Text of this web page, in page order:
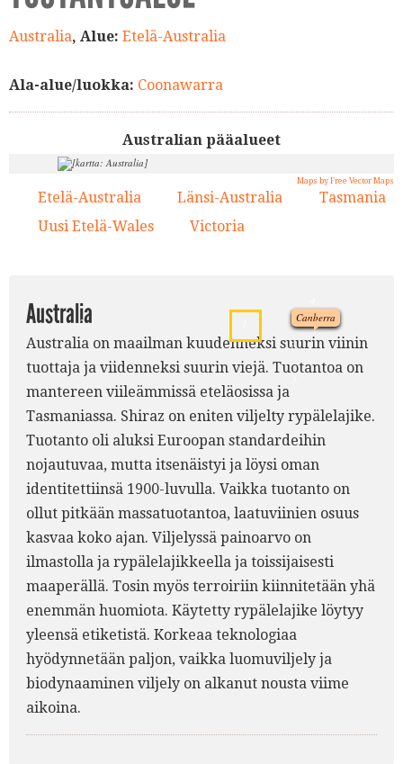
Australia, Alue: Etelä-Australia
Ala-alue/luokka: Coonawarra
Australian pääalueet
Canberra
2.
5.
Maps by Free Vector Maps
Etelä-Australia Länsi-Australia Tasmania
Uusi Etelä-Wales Victoria
Australia
Australia on maailman kuudenneksi suurin viinin
tuottaja ja viidenneksi suurin viejä. Tuotantoa on
mantereen viileämmissä eteläosissa ja
Tasmaniassa. Shiraz on eniten viljelty rypälelajike.
Tuotanto oli aluksi Euroopan standardeihin
nojautuvaa, mutta itsenäistyi ja löysi oman
identitettiinsä 1900-luvulla. Vaikka tuotanto on
ollut pitkään massatuotantoa, laatuviinien osuus
kasvaa koko ajan. Viljelyssä painoarvo on
ilmastolla ja rypälelajikkeella ja toissijaisesti
maaperällä. Tosin myös terroiriin kiinnitetään yhä
enemmän huomiota. Käytetty rypälelajike löytyy
yleensä etiketistä. Korkeaa teknologiaa
hyödynnetään paljon, vaikka luomuviljely ja
biodynaaminen viljely on alkanut nousta viime
aikoina.